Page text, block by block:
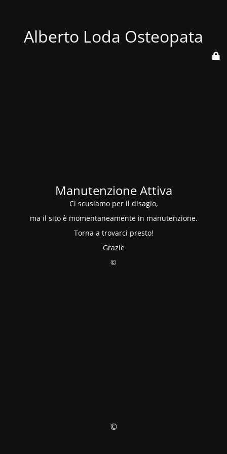
Alberto Loda Osteopata
Manutenzione Attiva
Ci scusiamo per il disagio,
ma il sito è momentaneamente in manutenzione.
Torna a trovarci presto!
Grazie
©
©